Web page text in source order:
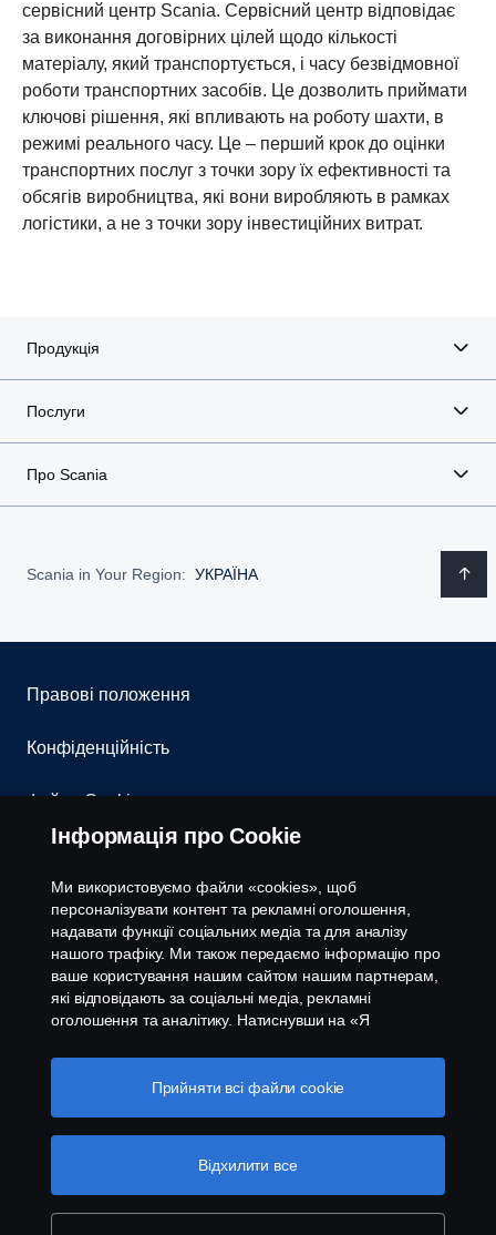
сервісний центр Scania. Сервісний центр відповідає
за виконання договірних цілей щодо кількості
матеріалу, який транспортується, і часу безвідмовної
роботи транспортних засобів. Це дозволить приймати
ключові рішення, які впливають на роботу шахти, в
режимі реального часу. Це – перший крок до оцінки
транспортних послуг з точки зору їх ефективності та
обсягів виробництва, які вони виробляють в рамках
логістики, а не з точки зору інвестиційних витрат.
Паливна ефективність
Безперебійна робота
Силові агрегати
Електрифікація
Безпека є ключовими елементом транспортних
засобів Scania
Продукція
Послуги
Про Scania
Scania in Your Region: УКРАЇНА
Правові положення
Конфіденційність
Файли Cookies
Контакти
Система повідомлення про порушення
Налаштування cookies
CV AB (publ). ТОВ "Сканія Україна", 08004,
Київська область, Бучанський район, с.Калинівка,
вул. Київська 37; тел.+380 44 363-0-363
Інформація про Cookie
Ми використовуємо файли «cookies», щоб
персоналізувати контент та рекламні оголошення,
надавати функції соціальних медіа та для аналізу
нашого трафіку. Ми також передаємо інформацію про
ваше користування нашим сайтом нашим партнерам,
які відповідають за соціальні медіа, рекламні
оголошення та аналітику. Натиснувши на «Я
згоду на використання всіх файлів cookies та на
передачу інформації. Ви також можете керувати
ми використовуємо файли cookie, відвідайте сторінку
про cookie на нашому сайті, натиснувши на посилання
під цим текстом. Cookie policy
Відхилити все
Прийняти всі файли сookie